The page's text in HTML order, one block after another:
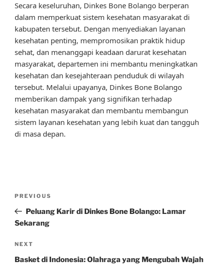
Secara keseluruhan, Dinkes Bone Bolango berperan
dalam memperkuat sistem kesehatan masyarakat di
kabupaten tersebut. Dengan menyediakan layanan
kesehatan penting, mempromosikan praktik hidup
sehat, dan menanggapi keadaan darurat kesehatan
masyarakat, departemen ini membantu meningkatkan
kesehatan dan kesejahteraan penduduk di wilayah
tersebut. Melalui upayanya, Dinkes Bone Bolango
memberikan dampak yang signifikan terhadap
kesehatan masyarakat dan membantu membangun
sistem layanan kesehatan yang lebih kuat dan tangguh
di masa depan.
Previous
Post
PREVIOUS
Peluang Karir di Dinkes Bone Bolango: Lamar
Sekarang
Next
Post
NEXT
Basket di Indonesia: Olahraga yang Mengubah Wajah